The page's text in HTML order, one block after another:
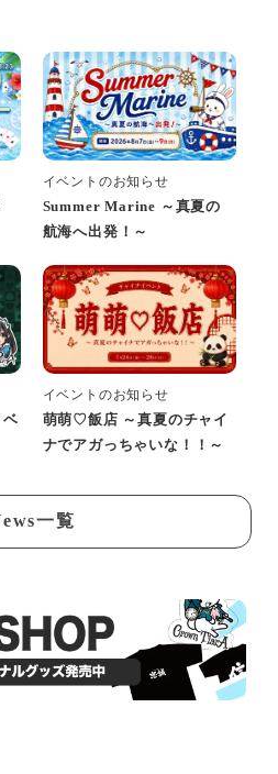
イベントのお知らせ
Summer Marine ～真夏の
航海へ出発！～
イベントのお知らせ
萌萌♡飯店 ～真夏のチャイ
ナでアガっちゃいな！！～
一覧